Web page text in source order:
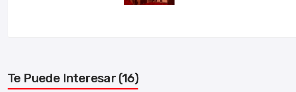
Te Puede Interesar (16)